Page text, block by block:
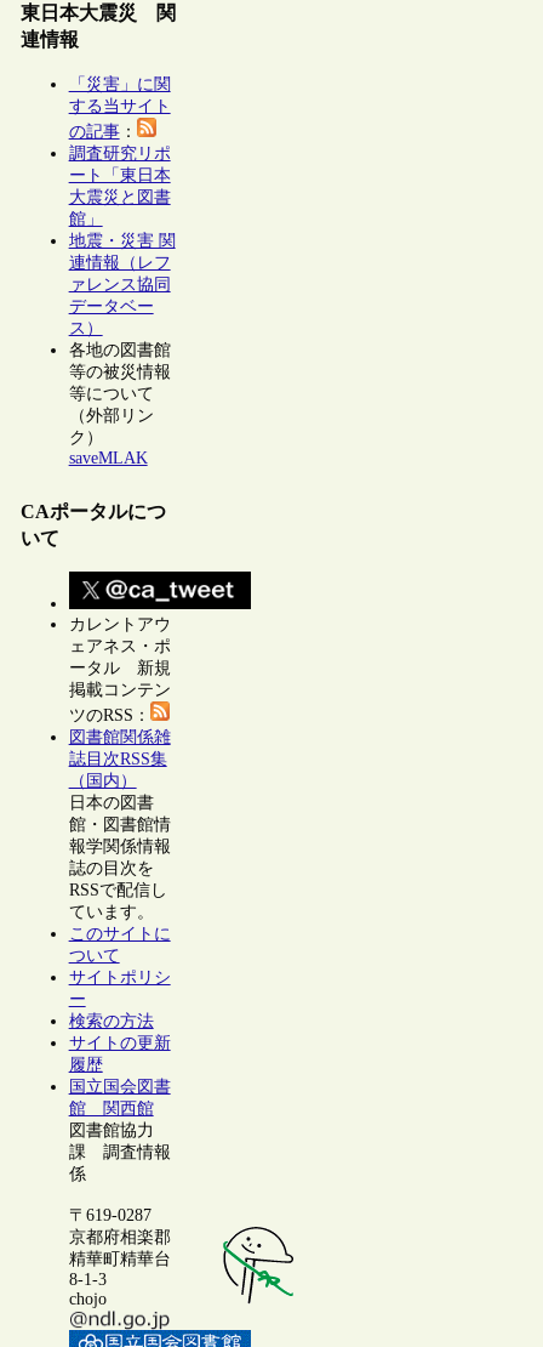
東日本大震災 関
連情報
「災害」に関
する当サイト
の記事：
調査研究リポ
ート「東日本
大震災と図書
館」
地震・災害 関
連情報（レフ
ァレンス協同
データベー
ス）
各地の図書館
等の被災情報
等について
（外部リン
ク）
saveMLAK
CAポータルにつ
いて
カレントアウ
ェアネス・ポ
ータル 新規
掲載コンテン
ツのRSS：
図書館関係雑
誌目次RSS集
（国内）
日本の図書
館・図書館情
報学関係情報
誌の目次を
RSSで配信し
ています。
このサイトに
ついて
サイトポリシ
ー
検索の方法
サイトの更新
履歴
国立国会図書
館 関西館
図書館協力
課 調査情報
係
〒619-0287
京都府相楽郡
精華町精華台
8-1-3
chojo